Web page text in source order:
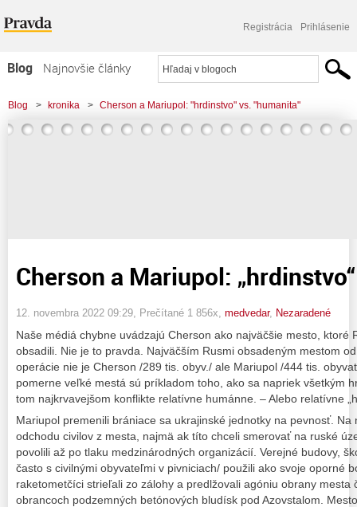
Registrácia Prihlásenie
Blog
Najnovšie články
Najčítanejšie články
Najkomentovanejšie články
Blog > kronika > Cherson a Mariupol: "hrdinstvo" vs. "humanita"
Cherson a Mariupol:
12. novembra 2022 09:29 , Prečítané 1 856x, medvedar, Nezaradené
Naše médiá chybne uvádzajú Cherson ako najväčšie mesto, ktoré
obsadili. Nie je to pravda. Najväčším Rusmi obsadeným mestom
operácie nie je Cherson /289 tis. obyv./ ale Mariupol /444 tis.
pomerne veľké mestá sú príkladom toho, ako sa napriek všetkým
tom najkrvavejšom konflikte relatívne humánne. – Alebo relatívne
Mariupol premenili brániace sa ukrajinské jednotky na pevnosť. Na
odchodu civilov z mesta, najmä ak títo chceli smerovať na ruské
povolili až po tlaku medzinárodných organizácií. Verejné budovy,
často s civilnými obyvateľmi v pivniciach/ použili ako svoje oporné
raketometčíci strieľali zo zálohy a predlžovali agóniu obrany mesta
obrancoch podzemných betónových bludísk pod Azovstalom.